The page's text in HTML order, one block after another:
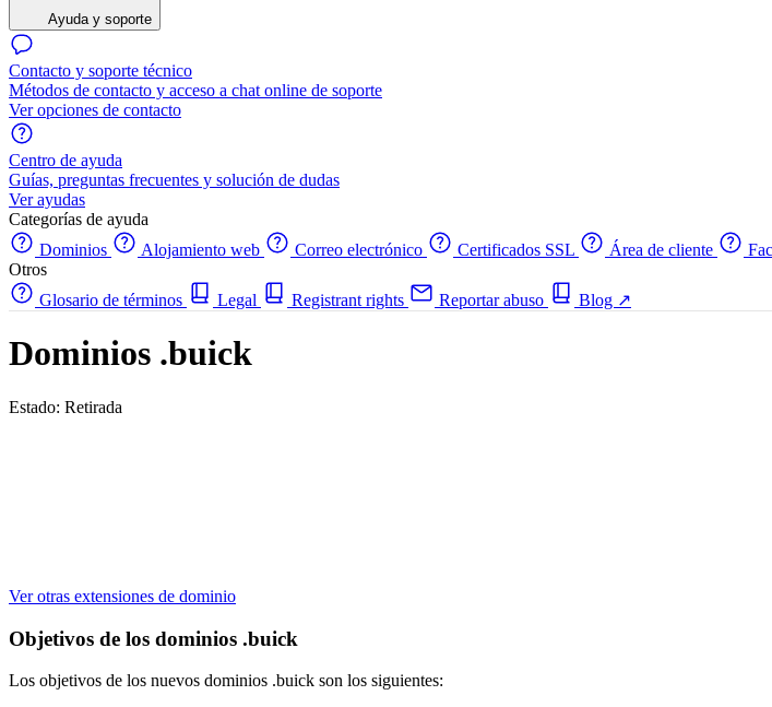
Ayuda y soporte
Contacto y soporte técnico
Métodos de contacto y acceso a chat online de soporte
Ver opciones de contacto
Centro de ayuda
Guías, preguntas frecuentes y solución de dudas
Ver ayudas
Categorías de ayuda
Dominios
Alojamiento web Correo electrónico Certificados SSL Área de cliente
Otros
Glosario de términos
Legal Registrant rights Reportar abuso Blog ↗
Dominios .buick
Estado: Retirada
Ver otras extensiones de dominio
Objetivos de los dominios .buick
Los objetivos de los nuevos dominios .buick son los siguientes: